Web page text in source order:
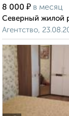
8 000 ₽ в месяц
Северный жилой
Агентство,